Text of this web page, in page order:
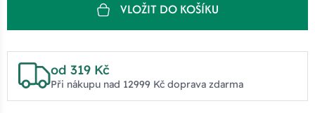
VLOŽIT DO KOŠÍKU
od 319 Kč
Při nákupu nad 12999 Kč doprava zdarma